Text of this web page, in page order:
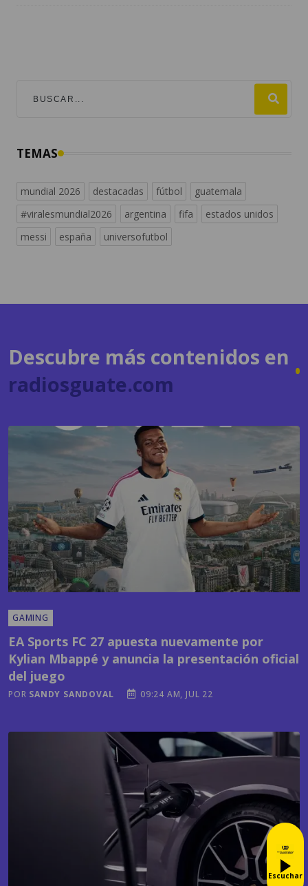
TEMAS
mundial 2026 destacadas fútbol
guatemala
#viralesmundial2026
argentina fifa
estados unidos
messi
españa universofutbol
Descubre más contenidos en
radiosguate.com
GAMING
EA Sports FC 27 apuesta nuevamente por
Kylian Mbappé y anuncia la presentación oficial
del juego
POR SANDY SANDOVAL 09:24 AM, JUL 22
Escuchar